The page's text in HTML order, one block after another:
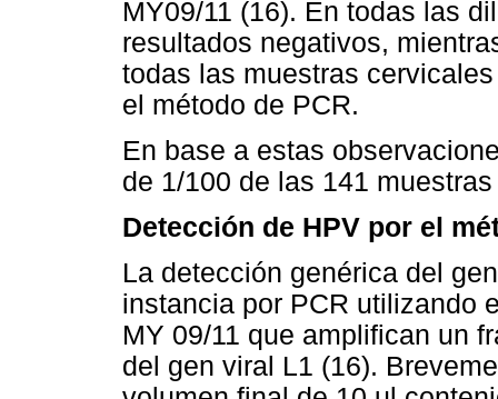
MY09/11 (16). En todas las
resultados negativos,
todas las muestras
el método de PCR.
En base a estas
de 1/100 de las 141
Detección de HPV por el
La detección genérica del
instancia por PCR utilizando
MY 09/11 que amplifican un
del gen viral L1 (16).